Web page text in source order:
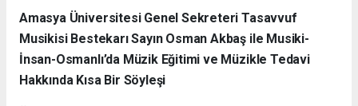
Amasya Üniversitesi Genel Sekreteri Tasavvuf
Musikisi Bestekarı Sayın Osman Akbaş ile Musiki-
İnsan-Osmanlı’da Müzik Eğitimi ve Müzikle Tedavi
Hakkında Kısa Bir Söyleşi